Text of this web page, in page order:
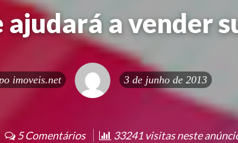
a vender
imoveis.net 3 de junho de 2013
5 Comentários 33241 visitas neste